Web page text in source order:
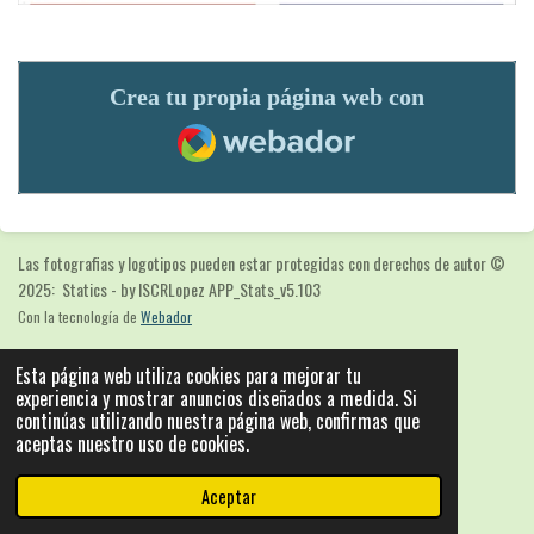
Esta página web utiliza cookies para mejorar tu
experiencia y mostrar anuncios diseñados a medida. Si
continúas utilizando nuestra página web, confirmas que
aceptas nuestro uso de cookies.
Aceptar
Crea tu propia página web con
Webador
Las fotografias y logotipos pueden estar protegidas con derechos de autor©
2025: Statics - by ISCRLopez APP_Stats_v5.103
Con la tecnología de Webador